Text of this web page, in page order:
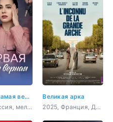
Первая самая верная
2026, Россия, мелодрама
Великая арка
2025, Франция, Дания, драма, биография, история